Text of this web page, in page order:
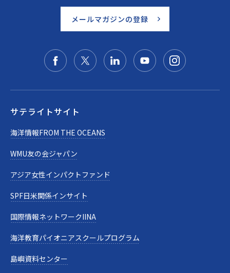
メールマガジンの登録
サテライトサイト
海洋情報FROM THE OCEANS
WMU友の会ジャパン
アジア女性インパクトファンド
SPF日米関係インサイト
国際情報ネットワークIINA
海洋教育パイオニアスクールプログラム
島嶼資料センター